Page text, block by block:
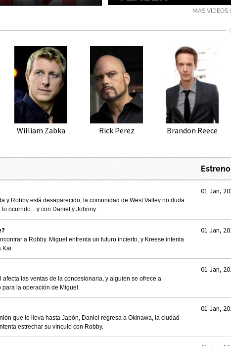
MÁS VIDEOS
William Zabka Rick Perez Brandon Reece
Estreno
y Robby está desaparecido, la comunidad de West Valley no duda
ocurrido... y con Daniel y Johnny.
01 Jan,
a Robby. Miguel enfrenta un futuro incierto, y Kreese intenta
01 Jan,
las ventas de la concesionaria, y alguien se ofrece a
la operación de Miguel.
01 Jan,
que lo lleva hasta Japón, Daniel regresa a Okinawa, la ciudad
estrechar su vínculo con Robby.
01 Jan,